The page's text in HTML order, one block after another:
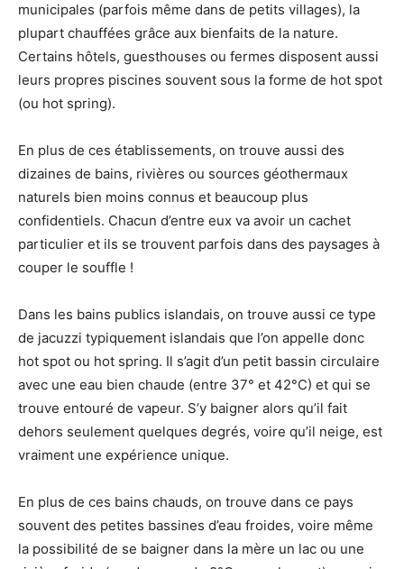
municipales (parfois même dans de petits villages), la
plupart chauffées grâce aux bienfaits de la nature.
Certains hôtels, guesthouses ou fermes disposent aussi
leurs propres piscines souvent sous la forme de hot spot
(ou hot spring).
En plus de ces établissements, on trouve aussi des
dizaines de bains, rivières ou sources géothermaux
naturels bien moins connus et beaucoup plus
confidentiels. Chacun d’entre eux va avoir un cachet
particulier et ils se trouvent parfois dans des paysages à
couper le souffle !
Dans les bains publics islandais, on trouve aussi ce type
de jacuzzi typiquement islandais que l’on appelle donc
hot spot ou hot spring. Il s’agit d’un petit bassin circulaire
avec une eau bien chaude (entre 37° et 42°C) et qui se
trouve entouré de vapeur. S’y baigner alors qu’il fait
dehors seulement quelques degrés, voire qu’il neige, est
vraiment une expérience unique.
En plus de ces bains chauds, on trouve dans ce pays
souvent des petites bassines d’eau froides, voire même
la possibilité de se baigner dans la mère un lac ou une